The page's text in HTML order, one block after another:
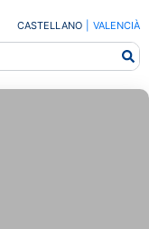
CASTELLANO VALENCIÀ